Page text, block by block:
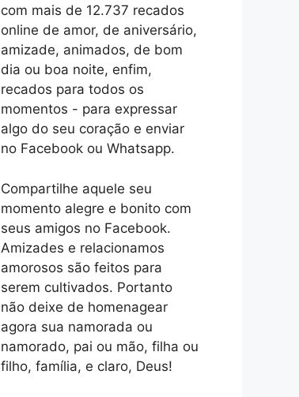
com mais de 12.737 recados
online de amor, de aniversário,
amizade, animados, de bom
dia ou boa noite, enfim,
recados para todos os
momentos - para expressar
algo do seu coração e enviar
no Facebook ou Whatsapp.
Compartilhe aquele seu
momento alegre e bonito com
seus amigos no Facebook.
Amizades e relacionamos
amorosos são feitos para
serem cultivados. Portanto
não deixe de homenagear
agora sua namorada ou
namorado, pai ou mão, filha ou
filho, família, e claro, Deus!